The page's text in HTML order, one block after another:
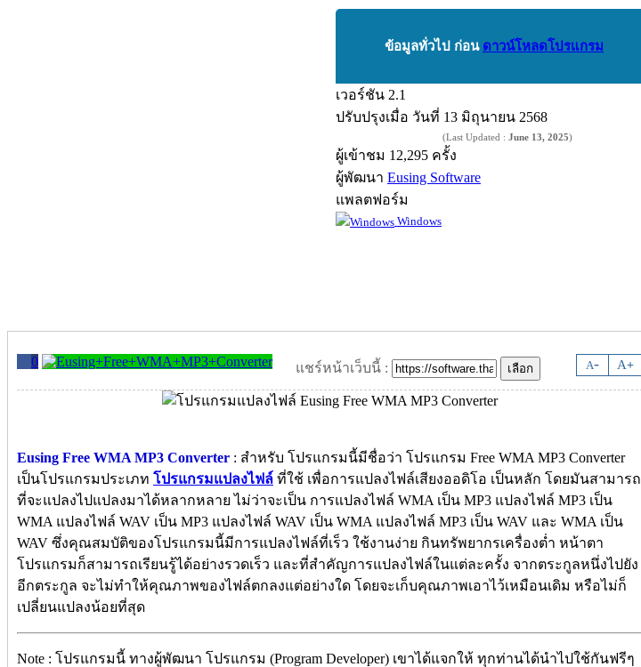
ข้อมูลทั่วไป ก่อน ดาวน์โหลดโปรแกรม
เวอร์ชัน 2.1
ปรับปรุงเมื่อ วันที่ 13 มิถุนายน 2568
(Last Updated : June 13, 2025)
ผู้เข้าชม 12,295 ครั้ง
ผู้พัฒนา Eusing Software
แพลตฟอร์ม
Windows
0 A- A+
แชร์หน้าเว็บนี้ :
Eusing Free WMA MP3 Converter : สำหรับ โปรแกรมนี้มีชื่อว่า โปรแกรม Free WMA MP3 Converter
เป็นโปรแกรมประเภท โปรแกรมแปลงไฟล์ ที่ใช้ เพื่อการแปลงไฟล์เสียงออดิโอ เป็นหลัก โดยมันสามารถ
ที่จะแปลงไปแปลงมาได้หลากหลาย ไม่ว่าจะเป็น การแปลงไฟล์ WMA เป็น MP3 แปลงไฟล์ MP3 เป็น
WMA แปลงไฟล์ WAV เป็น MP3 แปลงไฟล์ WAV เป็น WMA แปลงไฟล์ MP3 เป็น WAV และ WMA เป็น
WAV ซึ่งคุณสมบัติของโปรแกรมนี้มีการแปลงไฟล์ที่เร็ว ใช้งานง่าย กินทรัพยากรเครื่องต่ำ หน้าตา
โปรแกรมก็สามารถเรียนรู้ได้อย่างรวดเร็ว และที่สำคัญการแปลงไฟล์ในแต่ละครั้ง จากตระกูลหนึ่งไปยัง
อีกตระกูล จะไม่ทำให้คุณภาพของไฟล์ตกลงแต่อย่างใด โดยจะเก็บคุณภาพเอาไว้เหมือนเดิม หรือไม่ก็
เปลี่ยนแปลงน้อยที่สุด
Note : โปรแกรมนี้ ทางผู้พัฒนา โปรแกรม (Program Developer) เขาได้แจกให้ ทุกท่านได้นำไปใช้กันฟรีๆ